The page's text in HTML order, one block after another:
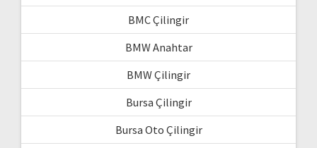
BMC Çilingir
BMW Anahtar
BMW Çilingir
Bursa Çilingir
Bursa Oto Çilingir